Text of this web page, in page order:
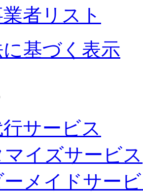
者リスト
基づく表示
サービス
マイズサービス
ーメイドサー